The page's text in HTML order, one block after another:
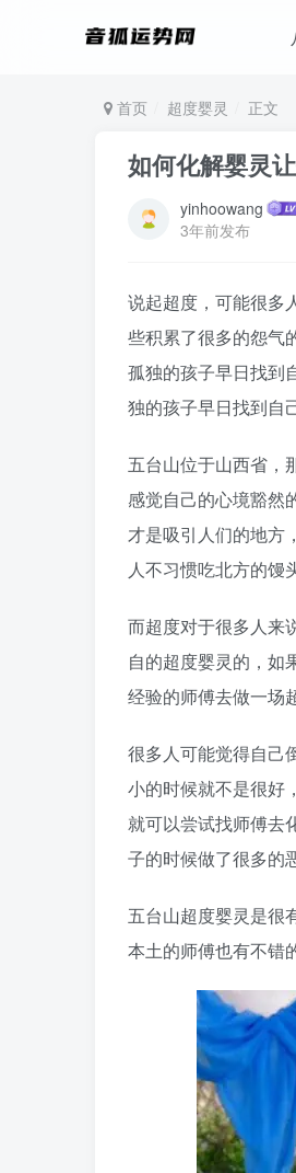
首页 超度婴灵 正文
如何化解婴灵
yinhoowang
3年前发布
说起超度，可能很多
些积累了很多的怨气
孤独的孩子早日找到
独的孩子早日找到自
五台山位于山西省，
感觉自己的心境豁然
才是吸引人们的地方
人不习惯吃北方的馒
而超度对于很多人来
自的超度婴灵的，如
经验的师傅去做一场
很多人可能觉得自己
小的时候就不是很好
就可以尝试找师傅去
子的时候做了很多的
五台山超度婴灵是很
本土的师傅也有不错